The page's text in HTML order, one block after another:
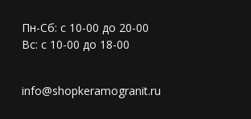
Пн-Сб: с 10-00 до 20-00
Вс: с 10-00 до 18-00
info@shopkeramogranit.ru